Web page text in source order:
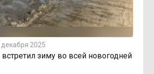
декабря 2025
зиму во всей новогодней